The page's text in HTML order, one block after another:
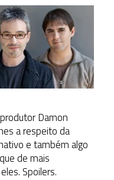
Damon
a respeito da
e também algo
de mais
Spoilers.